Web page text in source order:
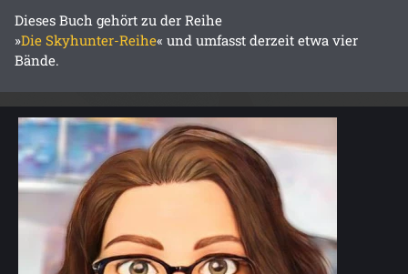
Dieses Buch gehört zu der Reihe
»Die Skyhunter-Reihe« und umfasst derzeit etwa vier
Bände.